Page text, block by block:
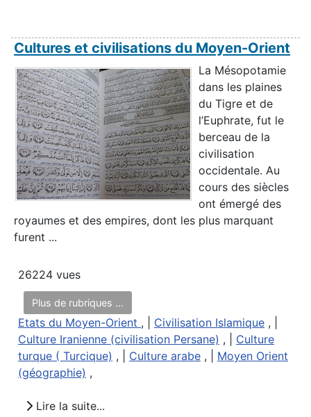
Cultures et civilisations du Moyen-Orient
La Mésopotamie
dans les plaines
du Tigre et de
l’Euphrate, fut le
berceau de la
civilisation
occidentale. Au
cours des siècles
ont émergé des
royaumes et des empires, dont les plus marquant
furent ...
26224 vues
Plus de rubriques ...
Etats du Moyen-Orient , | Civilisation Islamique , |
Culture Iranienne (civilisation Persane) , | Culture
turque ( Turcique) , | Culture arabe , | Moyen Orient
(géographie) ,
Lire la suite...